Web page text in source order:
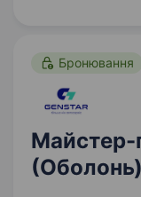
Бронювання
Майстер-
(Оболонь)